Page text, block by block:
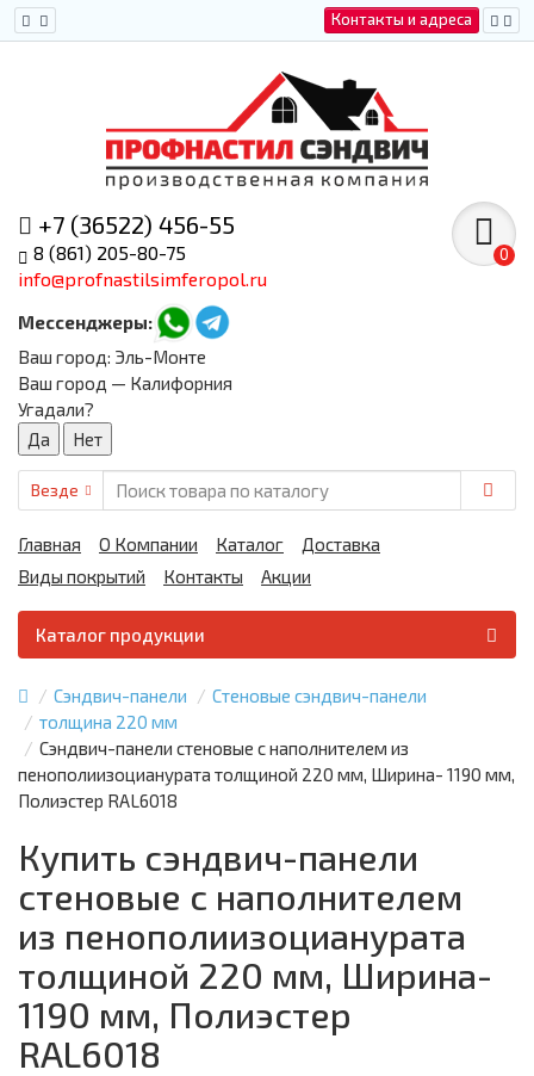
Контакты и адреса
+7 (36522) 456-55
8 (861) 205-80-75
info@profnastilsimferopol.ru
Мессенджеры:
0
Ваш город: Эль-Монте
Ваш город — Калифорния
Угадали?
Везде
Главная О Компании Каталог
Доставка
Виды покрытий
Контакты Акции
Каталог продукции
Сэндвич-панели
Стеновые сэндвич-панели
толщина 220 мм
Сэндвич-панели стеновые с наполнителем из
пенополиизоцианурата толщиной 220 мм, Ширина- 1190 мм,
Полиэстер RAL6018
Купить сэндвич-панели
стеновые с наполнителем
из пенополиизоцианурата
толщиной 220 мм, Ширина-
1190 мм, Полиэстер
RAL6018